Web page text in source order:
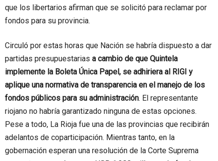
que los libertarios afirman que se solicitó para reclamar por
fondos para su provincia.
Circuló por estas horas que Nación se habría dispuesto a dar
partidas presupuestarias a cambio de que Quintela
implemente la Boleta Única Papel, se adhiriera al RIGI y
aplique una normativa de transparencia en el manejo de los
fondos públicos para su administración. El representante
riojano no habría garantizado ninguna de estas opciones.
Pese a todo, La Rioja fue una de las provincias que recibirán
adelantos de coparticipación. Mientras tanto, en la
gobernación esperan una resolución de la Corte Suprema